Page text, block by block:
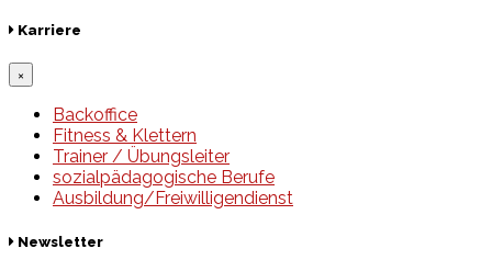
Karriere
×
Backoffice
Fitness & Klettern
Trainer / Übungsleiter
sozialpädagogische Berufe
Ausbildung/Freiwilligendienst
Newsletter